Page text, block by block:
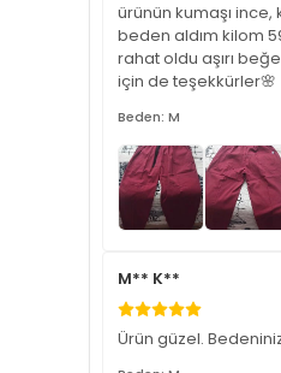
ürünün kumaşı ince,
beden aldım kilom
rahat oldu aşırı
için de teşekkürler🌸
Beden: M
M** K**
Ürün güzel.